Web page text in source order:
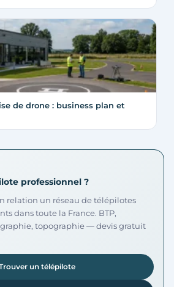
de drone : business plan et
professionnel ?
relation un réseau de télépilotes
dans toute la France. BTP,
topographie — devis gratuit
un télépilote